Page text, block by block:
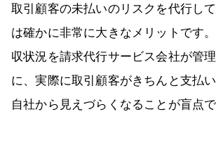
取引顧客の未払いのリスクを代行し
は確かに非常に大きなメリットです
収状況を請求代行サービス会社が管
に、実際に取引顧客がきちんと支払
自社から見えづらくなることが盲点で